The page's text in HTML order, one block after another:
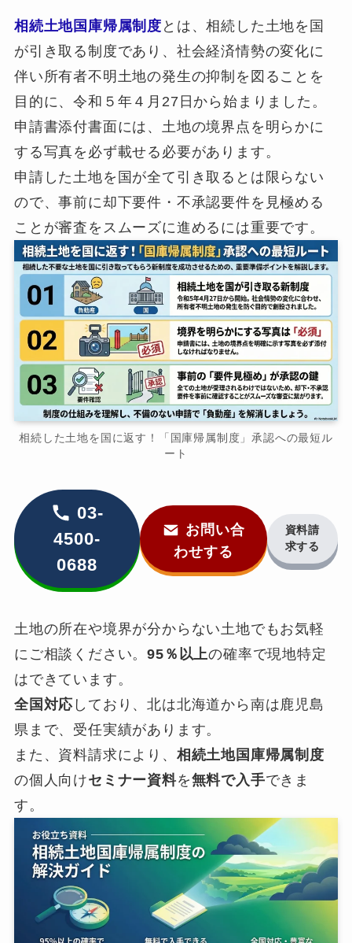
相続土地国庫帰属制度 とは、相続した土地を国
が引き取る制度であり、社会経済情勢の変化に
伴い所有者不明土地の発生の抑制を図ることを
目的に、令和５年４月27日から始まりました。
申請書添付書面には、土地の境界点を明らかに
する写真を必ず載せる必要があります。
申請した土地を国が全て引き取るとは限らない
ので、事前に却下要件・不承認要件を見極める
ことが審査をスムーズに進めるには重要です。
相続した土地を国に返す！「国庫帰属制度」承認への最短ル
ート
03-
4500-
0688
お問い合
わせする
資料請
求する
土地の所在や境界が分からない土地でもお気軽
にご相談ください。95％以上の確率で現地特定
はできています。
全国対応 しており、北は北海道から南は鹿児島
県まで、受任実績があります。
また、資料請求により、 相続土地国庫帰属制度
の個人向けセミナー資料を無料で入手できま
す。